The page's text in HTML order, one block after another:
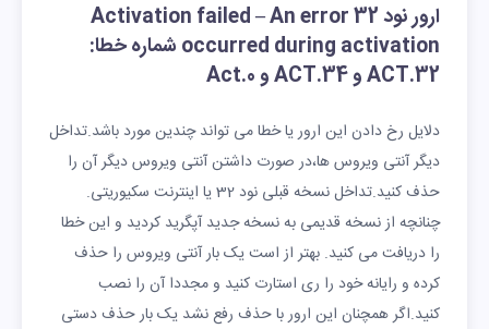
ارور نود 32 Activation failed – An error
occurred during activation شماره خطا:
ACT.32 و ACT.34 و Act.0
دلایل رخ دادن این ارور یا خطا می تواند چندین مورد باشد.تداخل
دیگر آنتی ویروس ها،در صورت داشتن آنتی ویروس دیگر آن را
حذف کنید.تداخل نسخه قبلی نود 32 یا اینترنت سکیوریتی.
چنانچه از نسخه قدیمی به نسخه جدید آپگرید کردید و این خطا
را دریافت می کنید. بهتر از است یک بار آنتی ویروس را حذف
کرده و رایانه خود را ری استارت کنید و مجددا آن را نصب
کنید.اگر همچنان این ارور با حذف رفع نشد یک بار حذف دستی